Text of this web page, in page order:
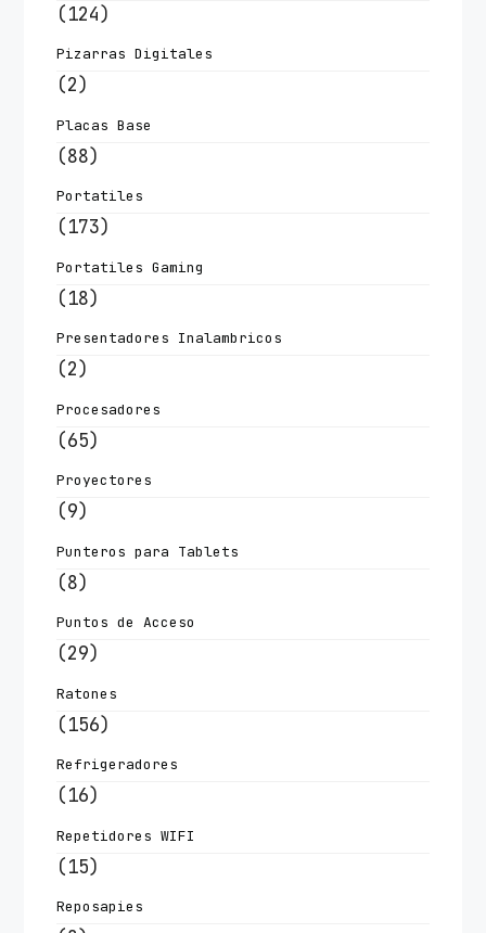
(124)
Pizarras Digitales
(2)
Placas Base
(88)
Portatiles
(173)
Portatiles Gaming
(18)
Presentadores Inalambricos
(2)
Procesadores
(65)
Proyectores
(9)
Punteros para Tablets
(8)
Puntos de Acceso
(29)
Ratones
(156)
Refrigeradores
(16)
Repetidores WIFI
(15)
Reposapies